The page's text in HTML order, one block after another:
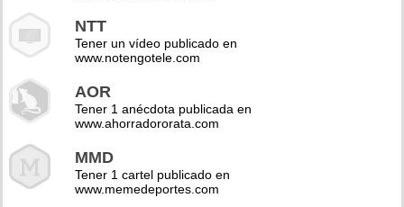
NTT
Tener un vídeo publicado en
www.notengotele.com
AOR
Tener 1 anécdota publicada en
www.ahorradororata.com
MMD
Tener 1 cartel publicado en
www.memedeportes.com